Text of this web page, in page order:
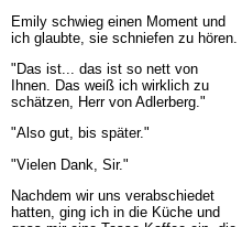
Emily schwieg einen Moment und
ich glaubte, sie schniefen zu hören.
"Das ist... das ist so nett von
Ihnen. Das weiß ich wirklich zu
schätzen, Herr von Adlerberg."
"Also gut, bis später."
"Vielen Dank, Sir."
Nachdem wir uns verabschiedet
hatten, ging ich in die Küche und